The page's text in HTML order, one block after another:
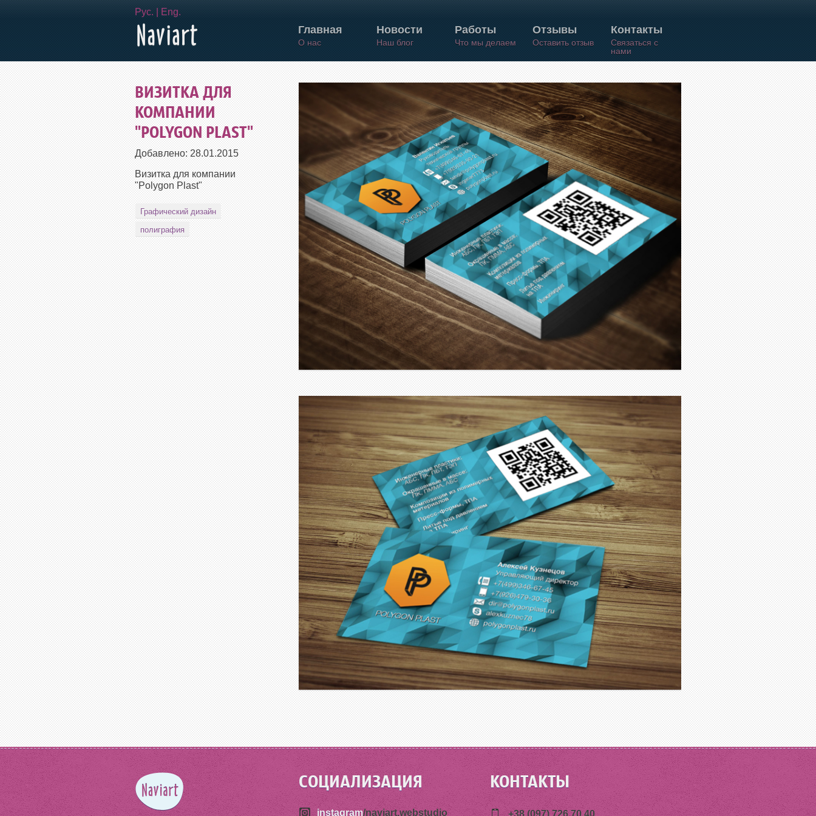
Рус. Eng.
Главная
О нас
Новости
Наш блог
Работы
Что мы делаем
Отзывы
Оставить отзыв
Контакты
Связаться с
нами
ВИЗИТКА ДЛЯ
КОМПАНИИ
"POLYGON PLAST"
Добавлено: 28.01.2015
Визитка для компании
"Polygon Plast"
Графический дизайн
полиграфия
СОЦИАЛИЗАЦИЯ
instagram/naviart.webstudio
КОНТАКТЫ
+38 (097) 726 70 40